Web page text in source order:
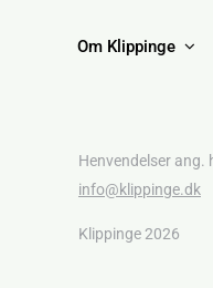
Om Klippinge
Henvendelser ang.
info@klippinge.dk
Klippinge 2026